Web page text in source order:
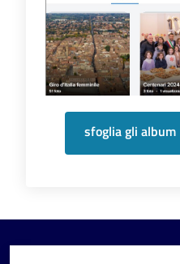
sfoglia gli album